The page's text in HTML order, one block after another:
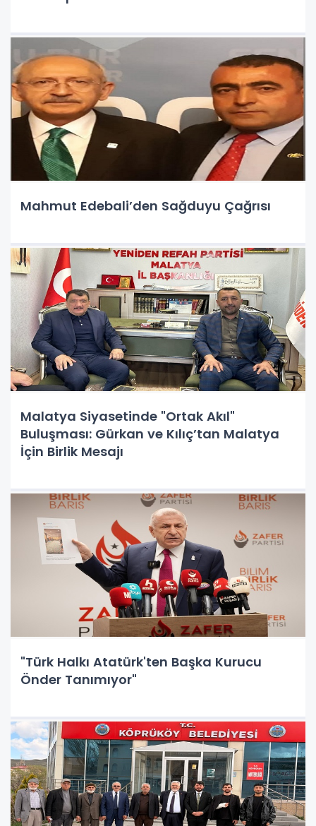
Mahmut Edebali’den Sağduyu Çağrısı
Malatya Siyasetinde "Ortak Akıl"
Buluşması: Gürkan ve Kılıç’tan Malatya
İçin Birlik Mesajı
"Türk Halkı Atatürk'ten Başka Kurucu
Önder Tanımıyor"